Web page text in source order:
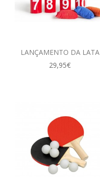
LANÇAMENTO DA LATA
29,95€